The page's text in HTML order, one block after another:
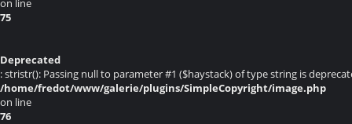
on line
75
Deprecated
: stristr(): Passing null to parameter #1 ($haystack) of type string is
/home/fredot/www/galerie/plugins/SimpleCopyright/image.php
on line
76